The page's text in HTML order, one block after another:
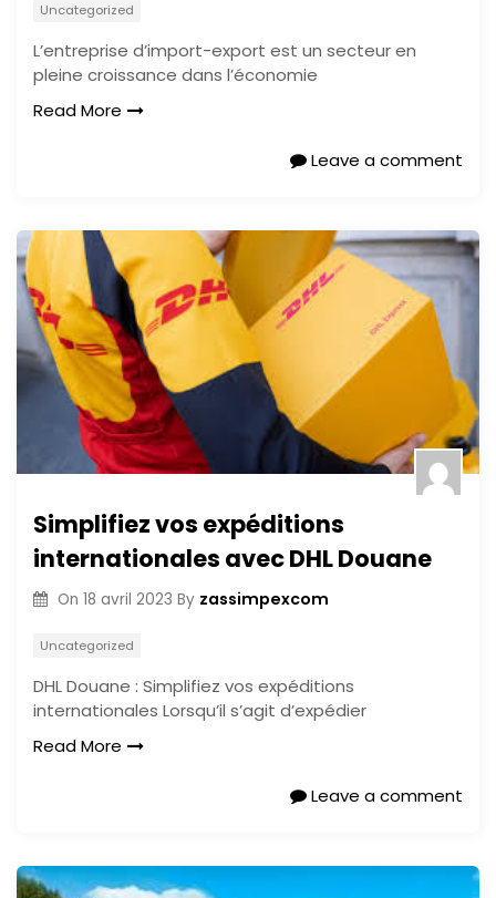
Uncategorized
L’entreprise d’import-export est un secteur en
pleine croissance dans l’économie
Read More
Leave a comment
Simplifiez vos expéditions
internationales avec DHL Douane
On 18 avril 2023 By zassimpexcom
Uncategorized
DHL Douane : Simplifiez vos expéditions
internationales Lorsqu’il s’agit d’expédier
Read More
Leave a comment